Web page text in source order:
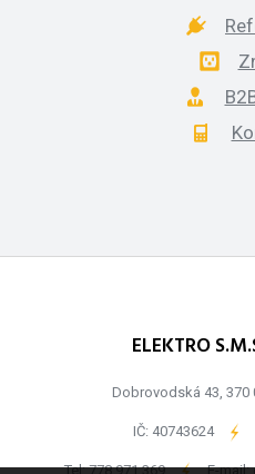
ELEKTRO
Dobrovodská 43, 370
IČ: 40743624 -
Tel:778 971 369 - E-mail: